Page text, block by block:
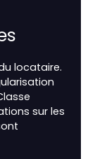
locataire.
sur les